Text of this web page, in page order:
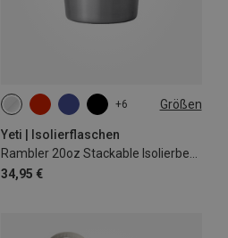
+6 Größen
Yeti | Isolierflaschen
Rambler 20oz Stackable Isolierbecher
34,95 €
591ML